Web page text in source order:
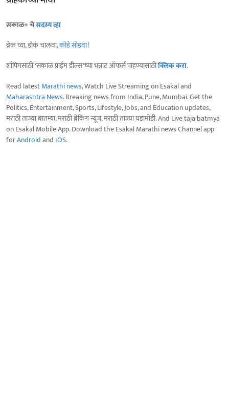
सकाळ+ चेसदस्य व्हा
ब्रेक घ्या, डोकं चालवा,कोडे सोडवा!
शॉपिंगसाठी 'सकाळ प्राईम डील्स'च्या भन्नाट ऑफर्स पाहण्यासाठीक्लिक करा.
Read latestMarathi news, Watch Live Streaming on Esakal and
Maharashtra News. Breaking news from India, Pune, Mumbai. Get the
Politics, Entertainment, Sports, Lifestyle, Jobs, and Education updates,
मराठी ताज्या बातम्या, मराठी ब्रेकिंग न्यूज, मराठी ताज्या घडामोडी. And Live taja batmya
on Esakal Mobile App. Download the Esakal Marathi news Channel app
forAndroidand IOS.